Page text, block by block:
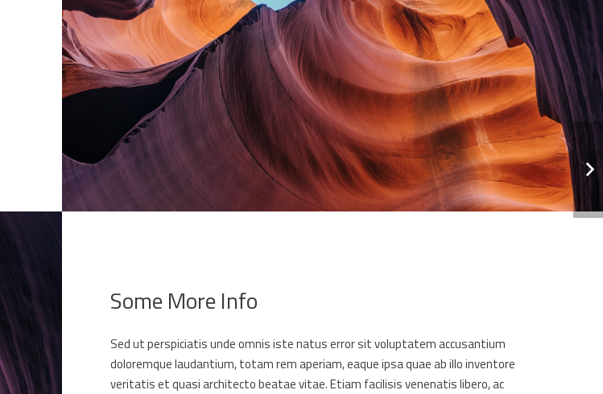
Some More Info
Sed ut perspiciatis unde omnis iste natus error sit voluptatem accusantium
doloremque laudantium, totam rem aperiam, eaque ipsa quae ab illo inventore
veritatis et quasi architecto beatae vitae. Etiam facilisis venenatis libero, ac